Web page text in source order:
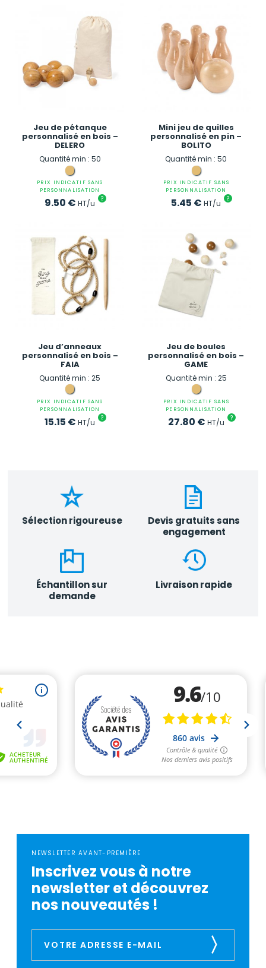
Jeu de pétanque
personnalisé en bois –
DELERO
Quantité min : 50
PRIX INDICATIF SANS
PERSONNALISATION
9.50 € HT/u ?
Mini jeu de quilles
personnalisé en pin –
BOLITO
Quantité min : 50
PRIX INDICATIF SANS
PERSONNALISATION
5.45 € HT/u ?
Jeu d’anneaux
personnalisé en bois –
FAIA
Quantité min : 25
PRIX INDICATIF SANS
PERSONNALISATION
15.15 € HT/u ?
Jeu de boules
personnalisé en bois –
GAME
Quantité min : 25
PRIX INDICATIF SANS
PERSONNALISATION
27.80 € HT/u ?
Sélection rigoureuse
Devis gratuits sans
engagement
Échantillon sur
demande
Livraison rapide
NEWSLETTER AVANT-PREMIÈRE
Inscrivez vous à notre
newsletter et découvrez
nos nouveautés !